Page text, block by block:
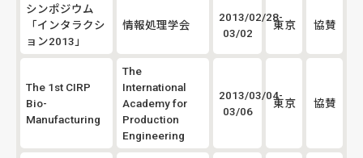
シンポジウム
「インタラクシ
ョン2013」
情報処理学会
2013/02/28-
03/02
東京 協賛
The 1st CIRP
Bio-
Manufacturing
The
International
Academy for
Production
Engineering
2013/03/04-
03/06
東京 協賛